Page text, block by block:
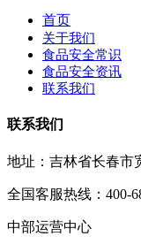
首页
关于我们
食品安全常识
食品安全资讯
联系我们
联系我们
地址：吉林省长春市
全国客服热线：400-
中部运营中心